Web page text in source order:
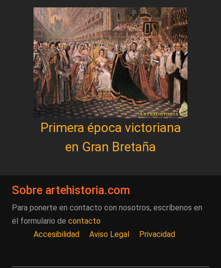
Primera época victoriana
en Gran Bretaña
Sobre artehistoria.com
Para ponerte en contacto con nosotros, escríbenos en
el formulario de contacto
Accesibilidad
Aviso Legal Privacidad